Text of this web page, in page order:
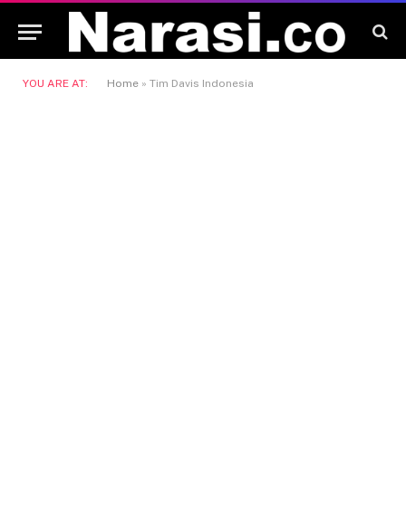
YOU ARE AT: Home » Tim Davis Indonesia